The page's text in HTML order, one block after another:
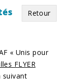
Retour
« Unis pour
FLYER
suivant